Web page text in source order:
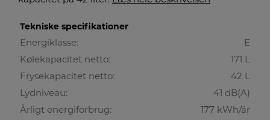
Tekniske specifikationer
Energiklasse:
E
Kølekapacitet netto:
171 L
Frysekapacitet netto:
42 L
Lydniveau:
41 dB(A)
Årligt energiforbrug:
177 kWh/år